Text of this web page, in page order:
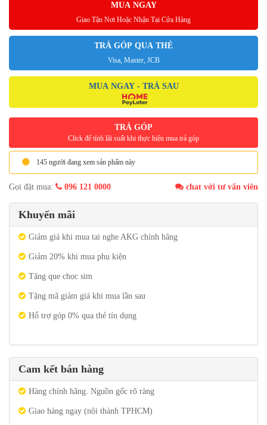
MUA NGAY
Giao Tận Nơi Hoặc Nhận Tại Cửa Hàng
TRẢ GÓP QUA THẺ
Visa, Master, JCB
MUA NGAY - TRẢ SAU
TRẢ GÓP
Click để tính lãi suất khi thực hiện mua trả góp
145 người đang xem sản phẩm này
Gọi đặt mua: 096 121 0000 chat với tư vấn viên
Khuyến mãi
Giảm giá khi mua tai nghe AKG chính hãng
Giảm 20% khi mua phụ kiện
Tặng que chọc sim
Tặng mã giảm giá khi mua lần sau
Hổ trợ góp 0% qua thẻ tín dụng
Cam kết bán hàng
Hàng chính hãng. Nguồn gốc rõ ràng
Giao hàng ngay (nội thành TPHCM)